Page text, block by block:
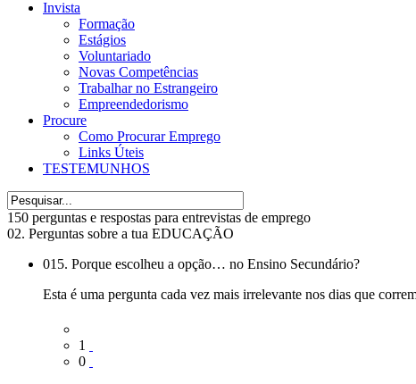
Invista
Formação
Estágios
Voluntariado
Novas Competências
Trabalhar no Estrangeiro
Empreendedorismo
Procure
Como Procurar Emprego
Links Úteis
TESTEMUNHOS
150 perguntas e respostas para entrevistas de emprego
02. Perguntas sobre a tua EDUCAÇÃO
015. Porque escolheu a opção… no Ensino Secundário?
Esta é uma pergunta cada vez mais irrelevante nos dias que
1
0